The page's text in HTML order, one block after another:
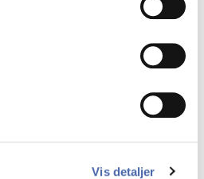
Vis detaljer